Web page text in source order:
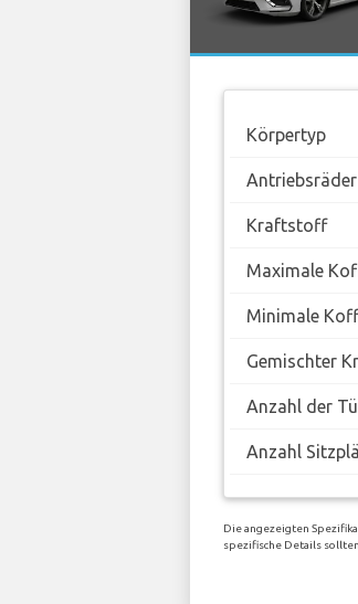
Körpertyp
Antriebsräder
Kraftstoff
Maximale
Minimale
Gemischter
Anzahl der
Anzahl
Die angezeigten
spezifische Details